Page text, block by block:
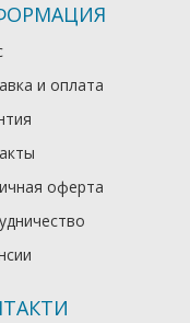
и оплата
оферта